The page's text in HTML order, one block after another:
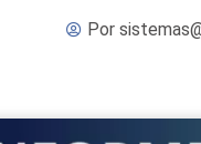
Por